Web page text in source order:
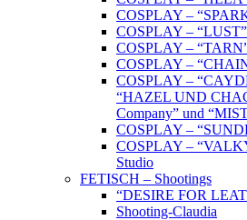
COSPLAY –
COSPLAY –
COSPLAY –
COSPLAY –
COSPLAY –
“HAZEL UND
Company” und
COSPLAY –
COSPLAY –
Studio
FETISCH – Shootings
“DESIRE FOR
Shooting-Claudia